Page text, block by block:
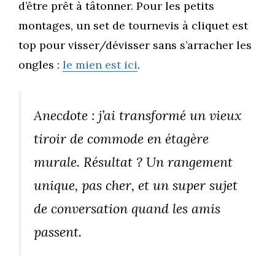
d’être prêt à tâtonner. Pour les petits
montages, un set de tournevis à cliquet est
top pour visser/dévisser sans s’arracher les
ongles : le mien est ici.
Anecdote : j’ai transformé un vieux
tiroir de commode en étagère
murale. Résultat ? Un rangement
unique, pas cher, et un super sujet
de conversation quand les amis
passent.